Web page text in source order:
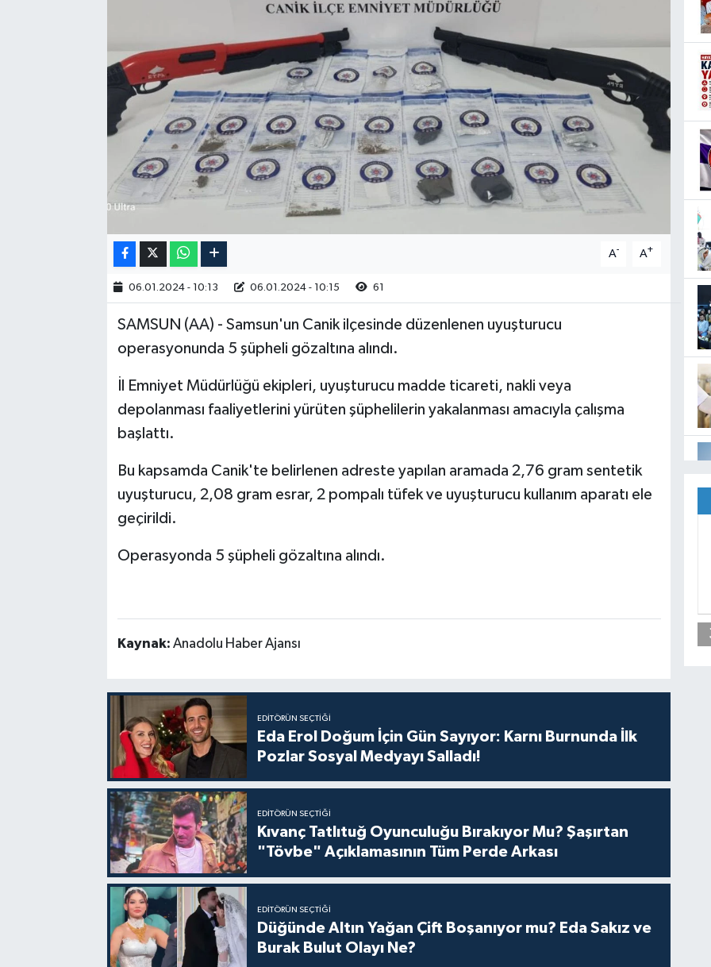
A- A+
06.01.2024 - 10:13 06.01.2024 - 10:15 61
SAMSUN (AA) - Samsun'un Canik ilçesinde düzenlenen uyuşturucu
operasyonunda 5 şüpheli gözaltına alındı.
İl Emniyet Müdürlüğü ekipleri, uyuşturucu madde ticareti, nakli veya
depolanması faaliyetlerini yürüten şüphelilerin yakalanması amacıyla çalışma
başlattı.
Bu kapsamda Canik'te belirlenen adreste yapılan aramada 2,76 gram sentetik
uyuşturucu, 2,08 gram esrar, 2 pompalı tüfek ve uyuşturucu kullanım aparatı ele
geçirildi.
Operasyonda 5 şüpheli gözaltına alındı.
Kaynak: Anadolu Haber Ajansı
EDITÖRÜN SEÇTIĞI
Eda Erol Doğum İçin Gün Sayıyor: Karnı Burnunda İlk
Pozlar Sosyal Medyayı Salladı!
EDITÖRÜN SEÇTIĞI
Kıvanç Tatlıtuğ Oyunculuğu Bırakıyor Mu? Şaşırtan
"Tövbe" Açıklamasının Tüm Perde Arkası
EDITÖRÜN SEÇTIĞI
Düğünde Altın Yağan Çift Boşanıyor mu? Eda Sakız ve
Burak Bulut Olayı Ne?